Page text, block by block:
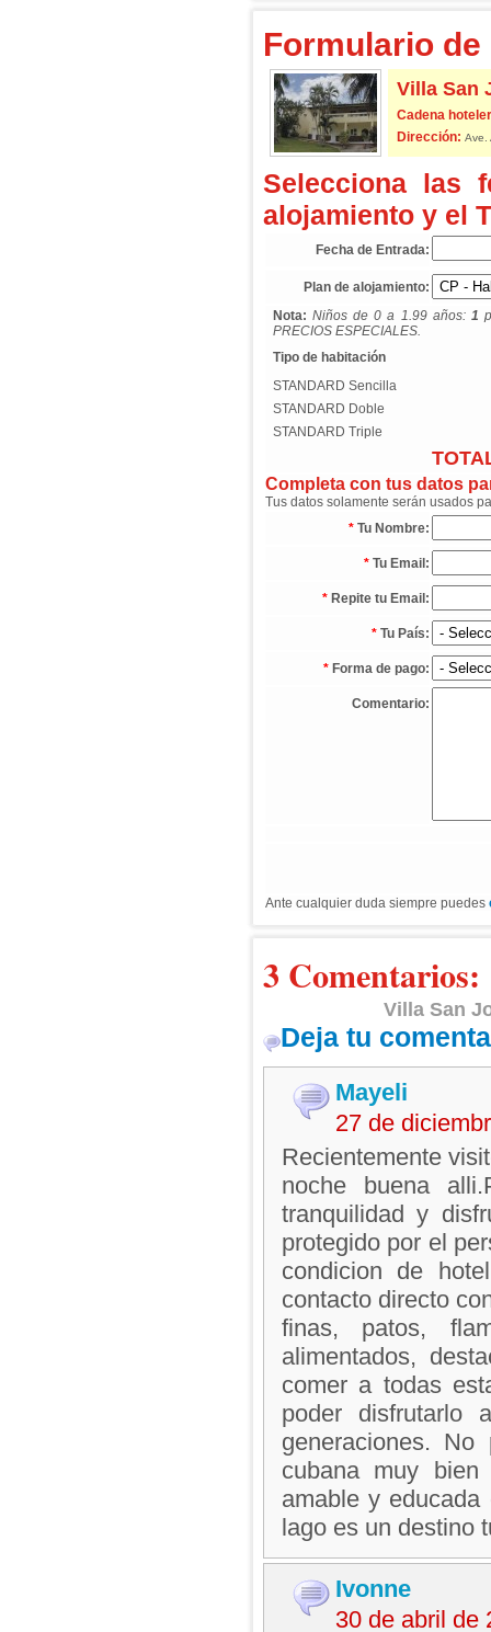
Formulario
Villa San
Cadena
Dirección: Ave.
Selecciona las
alojamiento y el
Fecha de Entrada:
Plan de alojamiento:
Nota: Niños de 0 a 1.99 años: 1
PRECIOS ESPECIALES.
Tipo de habitación
STANDARD Sencilla
STANDARD Doble
STANDARD Triple
Completa con tus datos
Tus datos solamente serán usados
* Tu Nombre:
* Tu Email:
* Repite tu Email:
* Tu País:
* Forma de pago:
Comentario:
Ante cualquier duda siempre puedes
3 Comentarios:
Villa San
Deja tu
Mayeli
27 de
Recientemente
noche buena
tranquilidad y
protegido por el
condicion de
contacto directo
finas, patos,
alimentados,
comer a todas
poder disfrutarlo
generaciones.
cubana muy
amable y
lago es un destino
Ivonne
30 de abril de